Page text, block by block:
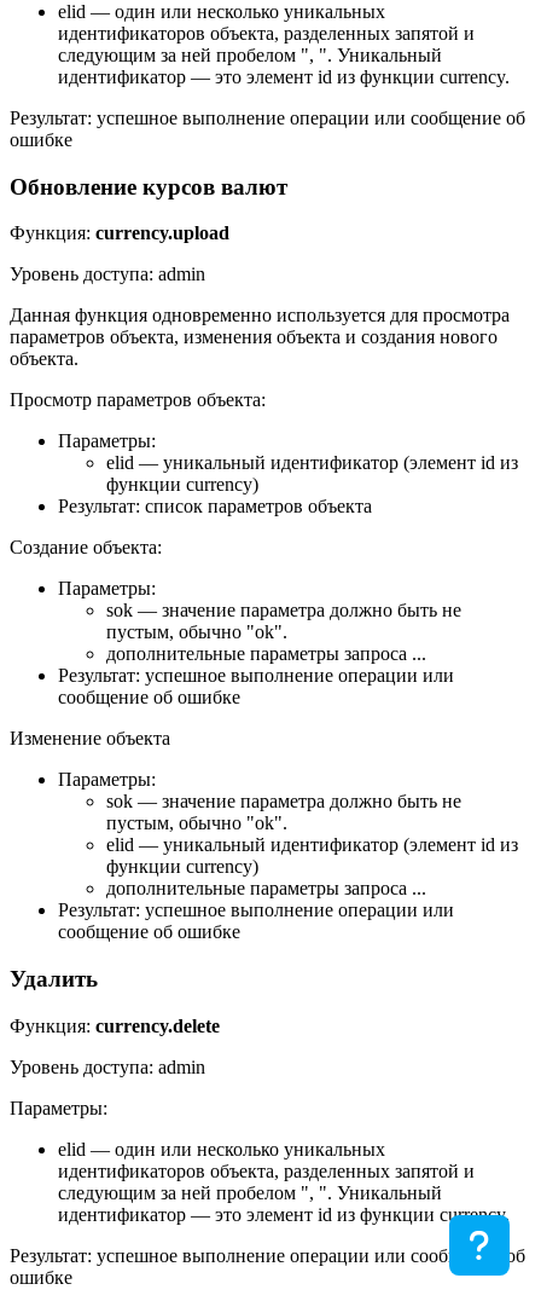
elid — один или несколько уникальных
идентификаторов объекта, разделенных запятой и
следующим за ней пробелом ", ". Уникальный
идентификатор — это элемент id из функции currency.
Результат: успешное выполнение операции или сообщение об
ошибке
Обновление курсов валют
Функция: currency.upload
Уровень доступа: admin
Данная функция одновременно используется для просмотра
параметров объекта, изменения объекта и создания нового
объекта.
Просмотр параметров объекта:
Параметры:
elid — уникальный идентификатор (элемент id из
функции currency)
Результат: список параметров объекта
Создание объекта:
Параметры:
sok — значение параметра должно быть не
пустым, обычно "ok".
дополнительные параметры запроса ...
Результат: успешное выполнение операции или
сообщение об ошибке
Изменение объекта
Параметры:
sok — значение параметра должно быть не
пустым, обычно "ok".
elid — уникальный идентификатор (элемент id из
функции currency)
дополнительные параметры запроса ...
Результат: успешное выполнение операции или
сообщение об ошибке
Удалить
Функция: currency.delete
Уровень доступа: admin
Параметры:
elid — один или несколько уникальных
идентификаторов объекта, разделенных запятой и
следующим за ней пробелом ", ". Уникальный
идентификатор — это элемент id из функции currency.
Результат: успешное выполнение операции или сообщение об
ошибке